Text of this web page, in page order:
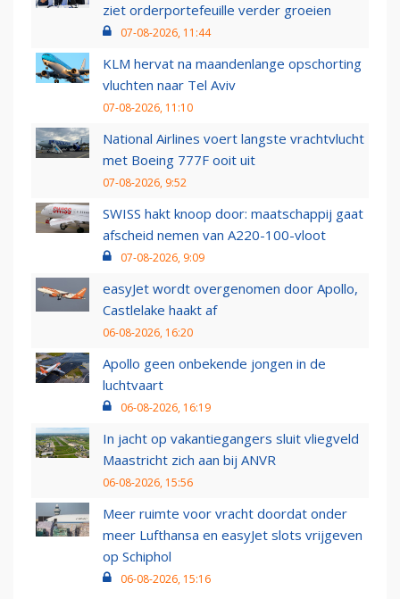
ziet orderportefeuille verder groeien
07-08-2026, 11:44
KLM hervat na maandenlange opschorting
vluchten naar Tel Aviv
07-08-2026, 11:10
National Airlines voert langste vrachtvlucht
met Boeing 777F ooit uit
07-08-2026, 9:52
SWISS hakt knoop door: maatschappij gaat
afscheid nemen van A220-100-vloot
07-08-2026, 9:09
easyJet wordt overgenomen door Apollo,
Castlelake haakt af
06-08-2026, 16:20
Apollo geen onbekende jongen in de
luchtvaart
06-08-2026, 16:19
In jacht op vakantiegangers sluit vliegveld
Maastricht zich aan bij ANVR
06-08-2026, 15:56
Meer ruimte voor vracht doordat onder
meer Lufthansa en easyJet slots vrijgeven
op Schiphol
06-08-2026, 15:16